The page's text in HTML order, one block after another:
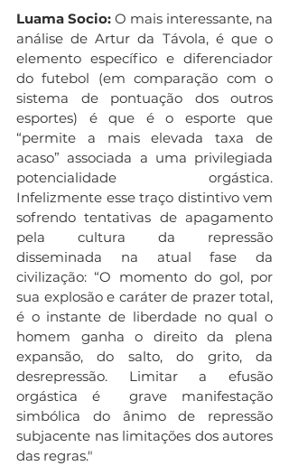
Luama Socio: O mais interessante, na
análise de Artur da Távola, é que o
elemento específico e diferenciador
do futebol (em comparação com o
sistema de pontuação dos outros
esportes) é que é o esporte que
“permite a mais elevada taxa de
acaso” associada a uma privilegiada
potencialidade orgástica.
Infelizmente esse traço distintivo vem
sofrendo tentativas de apagamento
pela cultura da repressão
disseminada na atual fase da
civilização: “O momento do gol, por
sua explosão e caráter de prazer total,
é o instante de liberdade no qual o
homem ganha o direito da plena
expansão, do salto, do grito, da
desrepressão. Limitar a efusão
orgástica é  grave manifestação
simbólica do ânimo de repressão
subjacente nas limitações dos autores
das regras."